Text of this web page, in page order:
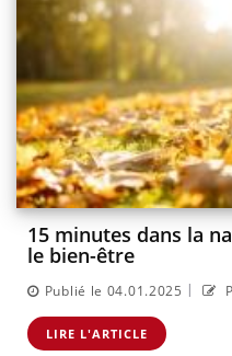
15 minutes dans la
le bien-être
Publié le 04.01.2025 |
LIRE L'ARTICLE